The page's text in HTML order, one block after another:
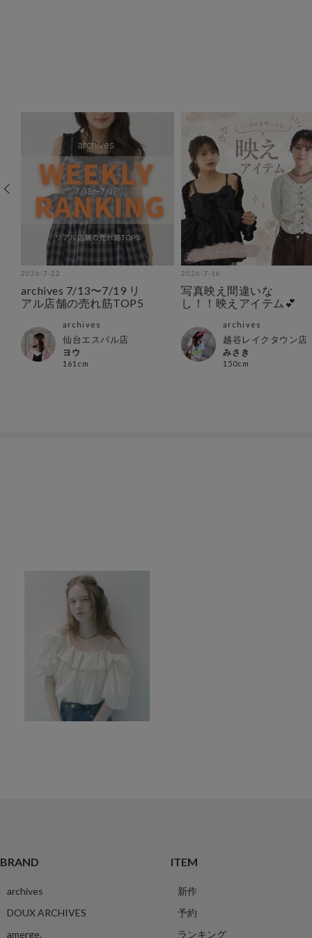
2026-7-22
archives 7/13〜7/19 リ
アル店舗の売れ筋TOP5
archives
仙台エスパル店
ヨウ
161cm
2026-7-16
写真映え間違いな
し！！映えアイテム💕
archives
越谷レイクタウン店
みさき
150cm
BRAND
archives
DOUX ARCHIVES
amerge.
ITEM
新作
予約
ランキング